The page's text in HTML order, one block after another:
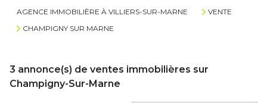
AGENCE IMMOBILIÈRE À VILLIERS-SUR-MARNE
VENTE
CHAMPIGNY SUR MARNE
3 annonce(s) de ventes immobilières sur
Champigny-Sur-Marne